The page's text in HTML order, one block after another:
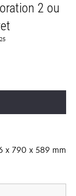
2 ou
x 790 x 589 mm